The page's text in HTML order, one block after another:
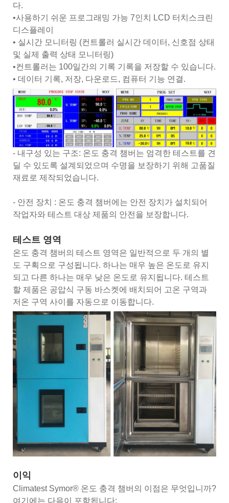
다.
•사용하기 쉬운 프로그래밍 가능 7인치 LCD 터치스크린
디스플레이
• 실시간 모니터링 (컨트롤러 실시간 데이터, 신호점 상태
및 실제 출력 상태 모니터링)
•컨트롤러는 100일간의 기록 기록을 저장할 수 있습니다.
• 데이터 기록, 저장, 다운로드, 컴퓨터 기능 연결.
- 내구성 있는 구조: 온도 충격 챔버는 엄격한 테스트를 견
딜 수 있도록 설계되었으며 수명을 보장하기 위해 고품질
재료로 제작되었습니다.
- 안전 장치 : 온도 충격 챔버에는 안전 장치가 설치되어
작업자와 테스트 대상 제품의 안전을 보장합니다.
테스트 영역
온도 충격 챔버의 테스트 영역은 일반적으로 두 개의 별
도 구획으로 구성됩니다. 하나는 매우 높은 온도로 유지
되고 다른 하나는 매우 낮은 온도로 유지됩니다. 테스트
할 제품은 공압식 구동 바스켓에 배치되어 고온 구역과
저온 구역 사이를 자동으로 이동합니다.
이익
Climatest Symor® 온도 충격 챔버의 이점은 무엇입니까?
여기에는 다음이 포함됩니다: